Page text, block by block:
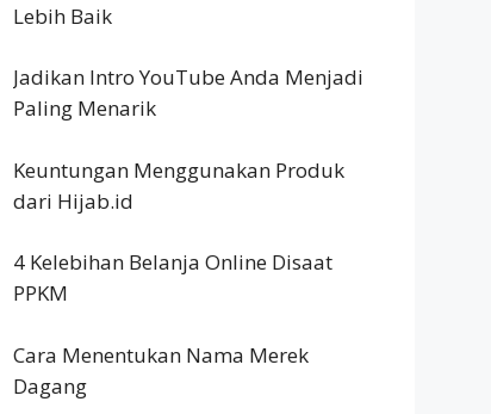
Lebih Baik
Jadikan Intro YouTube Anda Menjadi
Paling Menarik
Keuntungan Menggunakan Produk
dari Hijab.id
4 Kelebihan Belanja Online Disaat
PPKM
Cara Menentukan Nama Merek
Dagang